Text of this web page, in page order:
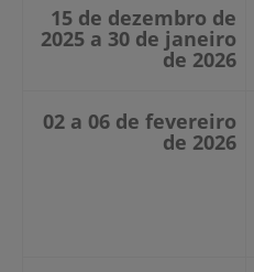
15 de dezembro de
2025 a 30 de janeiro
de 2026
02 a 06 de fevereiro
de 2026